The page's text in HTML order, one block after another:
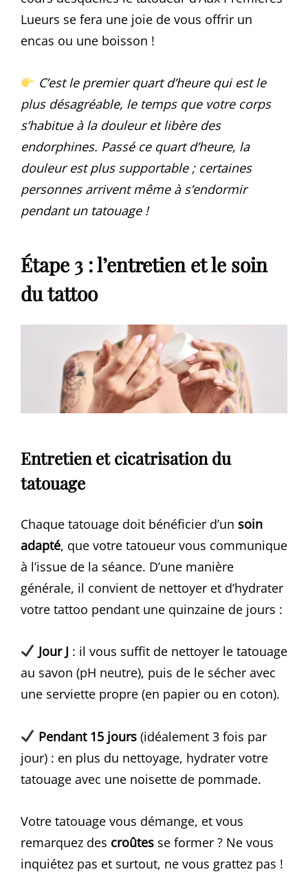
Lueurs se fera une joie de vous offrir un
encas ou une boisson !
C’est le premier quart d’heure qui est le
plus désagréable, le temps que votre corps
s’habitue à la douleur et libère des
endorphines. Passé ce quart d’heure, la
douleur est plus supportable ; certaines
personnes arrivent même à s’endormir
pendant un tatouage !
Étape 3 : l’entretien et le soin
du tattoo
Entretien et cicatrisation du
tatouage
Chaque tatouage doit bénéficier d’un soin
adapté, que votre tatoueur vous communique
à l’issue de la séance. D’une manière
générale, il convient de nettoyer et d’hydrater
votre tattoo pendant une quinzaine de jours :
Jour J : il vous suffit de nettoyer le tatouage
au savon (pH neutre), puis de le sécher avec
une serviette propre (en papier ou en coton).
Pendant 15 jours(idéalement 3 fois par
jour) : en plus du nettoyage, hydrater votre
tatouage avec une noisette de pommade.
Votre tatouage vous démange, et vous
remarquez des croûtes se former ? Ne vous
inquiétez pas et surtout, ne vous grattez pas !